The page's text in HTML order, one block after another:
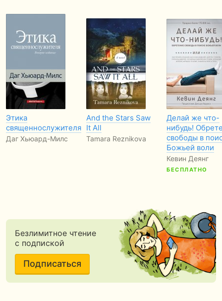
Этика
священнослужителя
Даг Хьюард-Милс
And the Stars Saw
It All
Tamara Reznikova
Делай же что-
нибудь!
свободы в
Божьей воли
Кевин Деянг
БЕСПЛАТНО
Безлимитное чтение
с подпиской
Подписаться